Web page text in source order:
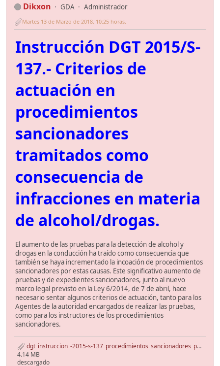
Dikxon GDA Administrador
Martes 13 de Marzo de 2018. 10:25 horas.
Instrucción DGT 2015/S-
137.- Criterios de
actuación en
procedimientos
sancionadores
tramitados como
consecuencia de
infracciones en materia
de alcohol/drogas.
El aumento de las pruebas para la detección de alcohol y
drogas en la conducción ha traído como consecuencia que
también se haya incrementado la incoación de procedimientos
sancionadores por estas causas. Este significativo aumento de
pruebas y de expedientes sancionadores, junto al nuevo
marco legal previsto en la Ley 6/2014, de 7 de abril, hace
necesario sentar algunos criterios de actuación, tanto para los
Agentes de la autoridad encargados de realizar las pruebas,
como para los instructores de los procedimientos
sancionadores.
dgt_instruccion_-2015-s-137_procedimientos_sancionadores_por_alcohol_o_drogas.pdf
4.14 MB
descargado